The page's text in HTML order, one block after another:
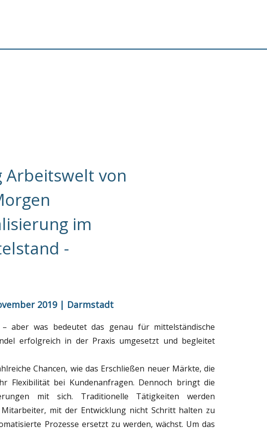
Arbeitswelt von
im
-
2019 | Darmstadt
aber was bedeutet das genau für mittelständische
erfolgreich in der Praxis umgesetzt und begleitet
Chancen, wie das Erschließen neuer Märkte, die
Flexibilität bei Kundenanfragen. Dennoch bringt die
mit sich. Traditionelle Tätigkeiten werden
mit der Entwicklung nicht Schritt halten zu
Prozesse ersetzt zu werden, wächst. Um das